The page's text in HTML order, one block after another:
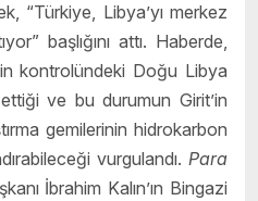
“Türkiye, Libya’yı merkez
başlığını attı. Haberde,
kontrolündeki Doğu Libya
ve bu durumun Girit’in
gemilerinin hidrokarbon
vurgulandı. Para
İbrahim Kalın’ın Bingazi